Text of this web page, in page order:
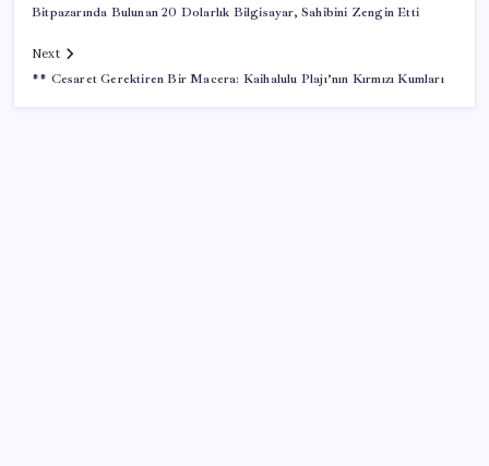
Bitpazarında Bulunan 20 Dolarlık Bilgisayar, Sahibini Zengin Etti
Next
** Cesaret Gerektiren Bir Macera: Kaihalulu Plajı’nın Kırmızı Kumları